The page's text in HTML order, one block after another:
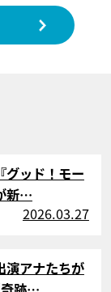
グッド！モー
新…
2026.03.27
演アナたちが